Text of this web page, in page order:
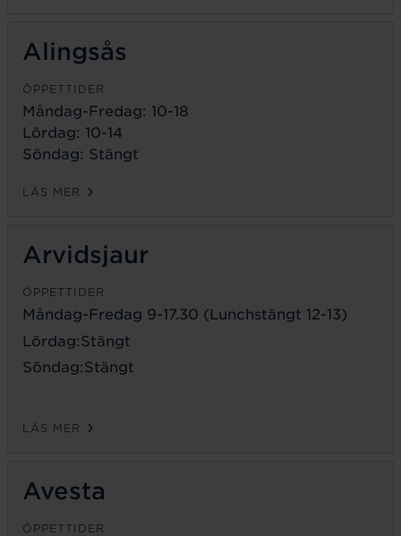
Alingsås
ÖPPETTIDER
Måndag-Fredag: 10-18
Lördag: 10-14
Söndag: Stängt
LÄS MER
Arvidsjaur
ÖPPETTIDER
Måndag-Fredag 9-17.30 (Lunchstängt 12-13)
Lördag:Stängt
Söndag:Stängt
LÄS MER
Avesta
ÖPPETTIDER